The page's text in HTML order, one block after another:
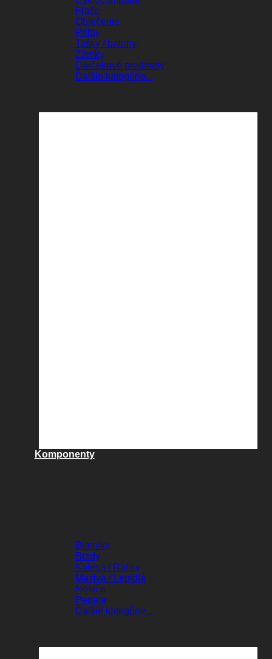
Fľaše
Oblečenie
Prilby
Tašky / batohy
Zámky
Darčekové predmety
Ďalšie kategórie...
Komponenty
Blatníky
Brzdy
Kolesá / Ráfiky
Mazivá / Lepidlá
Nosiče
Pedále
Ďalšie kategórie...